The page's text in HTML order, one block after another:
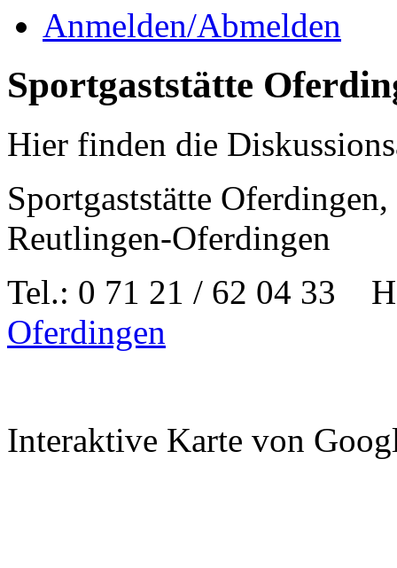
Anmelden/Abmelden
Sportgaststätte
Hier finden die
Sportgaststätte
Reutlingen-Oferdingen
Tel.: 0 71 21 / 62 04 33
Oferdingen
Interaktive Karte von